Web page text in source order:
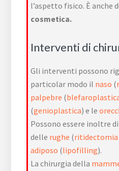
l’aspetto fisico. È anche
cosmetica.
Interventi di
Gli interventi possono
particolar modo il naso (
palpebre (
(genioplastica) e le
Possono essere inoltre
delle rughe (ritidectomia
adiposo (lipofilling).
La chirurgia della